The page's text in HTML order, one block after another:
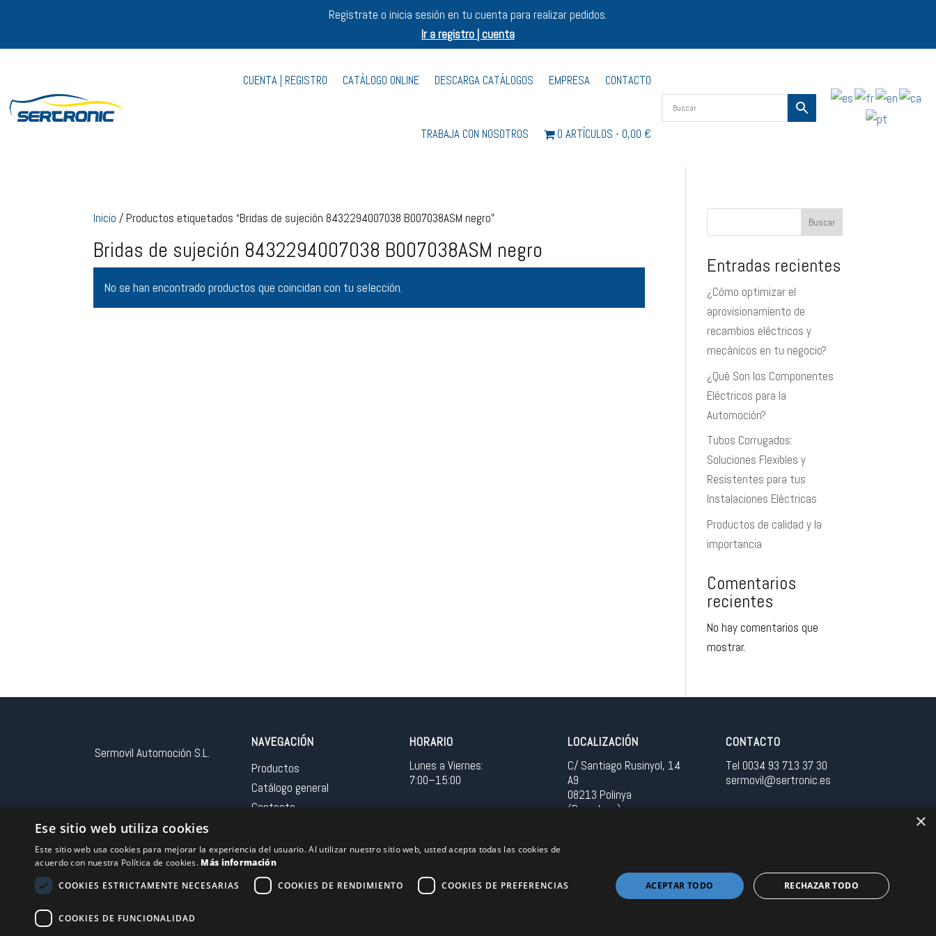
Regístrate o inicia sesión en tu cuenta para realizar pedidos.
Ir a registro | cuenta
CUENTA | REGISTRO CATÁLOGO ONLINE DESCARGA CATÁLOGOS EMPRESA CONTACTO
TRABAJA CON NOSOTROS 0 ARTÍCULOS 0,00 €
Inicio / Productos etiquetados “Bridas de sujeción 8432294007038 B007038ASM negro”
Bridas de sujeción 8432294007038 B007038ASM negro
No se han encontrado productos que coincidan con tu selección.
Buscar
Entradas recientes
¿Cómo optimizar el
aprovisionamiento de
recambios eléctricos y
mecánicos en tu negocio?
¿Qué Son los Componentes
Eléctricos para la
Automoción?
Tubos Corrugados:
Soluciones Flexibles y
Resistentes para tus
Instalaciones Eléctricas
Productos de calidad y la
importancia
Comentarios
recientes
No hay comentarios que
mostrar.
Sermovil Automoción S.L.
NAVEGACIÓN
Productos
Catálogo general
Contacto
HORARIO
Lunes a Viernes:
7:00–15:00
LOCALIZACIÓN
C/ Santiago Rusinyol, 14
A9
08213 Polinya
(Barcelona)
CONTACTO
Tel 0034 93 713 37 30
sermovil@sertronic.es
×
Ese sitio web utiliza cookies
Este sitio web usa cookies para mejorar la experiencia del usuario. Al utilizar nuestro sitio web, usted acepta todas las cookies de
acuerdo con nuestra Política de cookies. Más información
COOKIES ESTRICTAMENTE NECESARIAS
COOKIES DE RENDIMIENTO COOKIES DE PREFERENCIAS
COOKIES DE FUNCIONALIDAD
ACEPTAR TODO RECHAZAR TODO